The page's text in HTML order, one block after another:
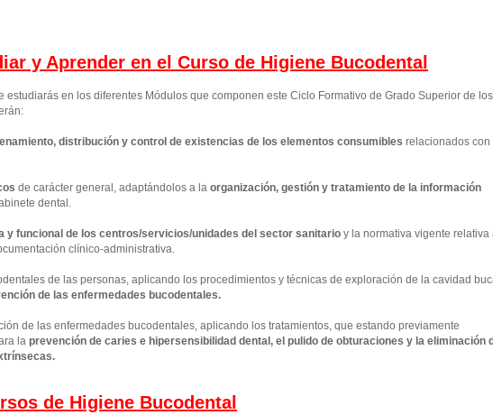
y Aprender en el Curso de Higiene Bucodental
estudiarás en los diferentes Módulos que componen este Ciclo Formativo de Grado Superior de los
distribución y control de existencias de los elementos consumibles relacionados con
de carácter general, adaptándolos a la organización, gestión y tratamiento de la información
dental.
y funcional de los centros/servicios/unidades del sector sanitario y la normativa vigente relativa
clínico-administrativa.
de las personas, aplicando los procedimientos y técnicas de exploración de la cavidad
de las enfermedades bucodentales.
de las enfermedades bucodentales, aplicando los tratamientos, que estando previamente
la prevención de caries e hipersensibilidad dental, el pulido de obturaciones y la eliminación
de Higiene Bucodental